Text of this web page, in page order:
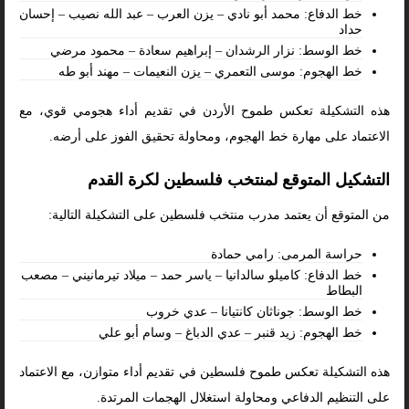
خط الدفاع: محمد أبو نادي – يزن العرب – عبد الله نصيب – إحسان
حداد
خط الوسط: نزار الرشدان – إبراهيم سعادة – محمود مرضي
خط الهجوم: موسى التعمري – يزن النعيمات – مهند أبو طه
هذه التشكيلة تعكس طموح الأردن في تقديم أداء هجومي قوي، مع
الاعتماد على مهارة خط الهجوم، ومحاولة تحقيق الفوز على أرضه.
التشكيل المتوقع لمنتخب فلسطين لكرة القدم
من المتوقع أن يعتمد مدرب منتخب فلسطين على التشكيلة التالية:
حراسة المرمى: رامي حمادة
خط الدفاع: كاميلو سالدانيا – ياسر حمد – ميلاد تيرمانيني – مصعب
البطاط
خط الوسط: جوناثان كانتيانا – عدي خروب
خط الهجوم: زيد قنبر – عدي الدباغ – وسام أبو علي
هذه التشكيلة تعكس طموح فلسطين في تقديم أداء متوازن، مع الاعتماد
على التنظيم الدفاعي ومحاولة استغلال الهجمات المرتدة.